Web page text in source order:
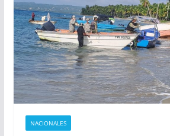
NACIONALES